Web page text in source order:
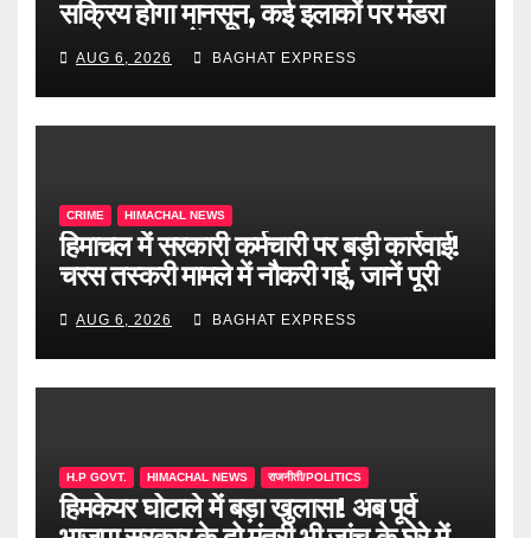
सक्रिय होगा मानसून, कई इलाकों पर मंडरा
रहा खतरा, जानें पूरी खबर
AUG 6, 2026 BAGHAT EXPRESS
CRIME HIMACHAL NEWS
हिमाचल में सरकारी कर्मचारी पर बड़ी कार्रवाई!
चरस तस्करी मामले में नौकरी गई, जानें पूरी
खबर
AUG 6, 2026 BAGHAT EXPRESS
H.P GOVT. HIMACHAL NEWS राजनीती/POLITICS
हिमकेयर घोटाले में बड़ा खुलासा! अब पूर्व